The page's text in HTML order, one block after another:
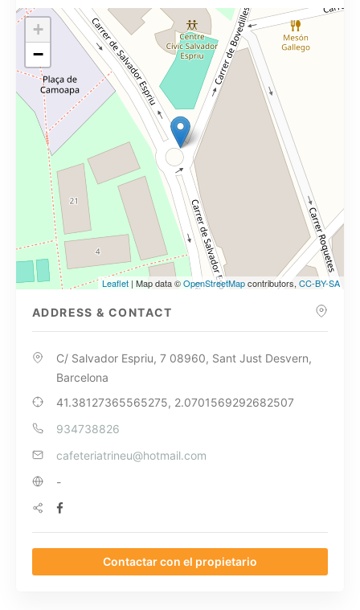
+
−
Leaflet | Map data ©OpenStreetMapcontributors, CC-BY-SA
ADDRESS & CONTACT
C/ Salvador Espriu, 7 08960, Sant Just Desvern,
Barcelona
41.38127365565275, 2.0701569292682507
934738826
cafeteriatrineu@hotmail.com
-
Contactar con el propietario